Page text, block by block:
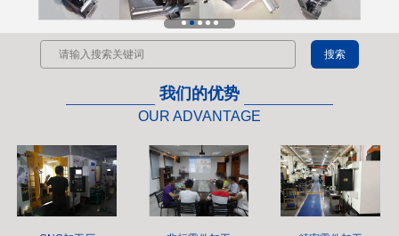
我们的优势
OUR ADVANTAGE